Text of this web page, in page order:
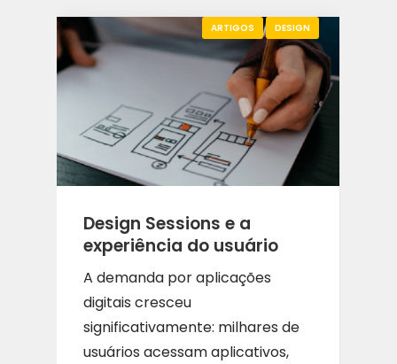
ARTIGOS DESIGN
Design Sessions e a
experiência do usuário
A demanda por aplicações
digitais cresceu
significativamente: milhares de
usuários acessam aplicativos,